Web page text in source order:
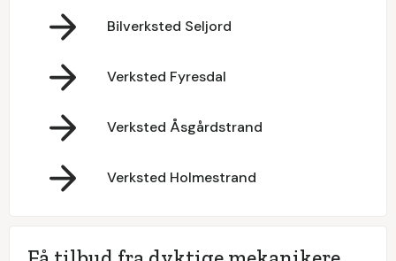
Bilverksted Seljord
Verksted Fyresdal
Verksted Åsgårdstrand
Verksted Holmestrand